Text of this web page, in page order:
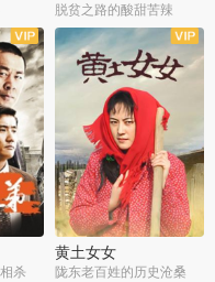
脱贫之路的酸甜苦辣
杀
全23集
黄土女女
陇东老百姓的历史沧桑